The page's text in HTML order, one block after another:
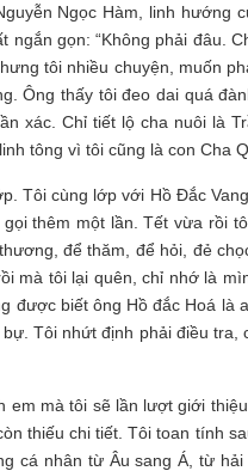
Ngọc Hàm, linh hướng
gọn: “Không phải đâu.
tôi nhiều chuyện, muốn
Ông thấy tôi đeo dai quá
xác. Chỉ tiết lộ cha nuôi là
tông vì tôi cũng là con Cha
Tôi cùng lớp với Hồ Đắc
thêm một lần. Tết vừa rồi
để thăm, để hỏi, đẻ
mà tôi lại quên, chỉ nhớ là
được biết ông Hồ đắc Hoá là
Tôi nhứt định phải điều tra,
em mà tôi sẽ lần lượt giới
thiếu chi tiết. Tôi toan tính
cá nhân từ Âu sang Á, từ